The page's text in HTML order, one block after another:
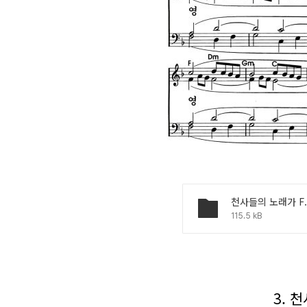
천사들의 노래가
115.5 kB
3. 천